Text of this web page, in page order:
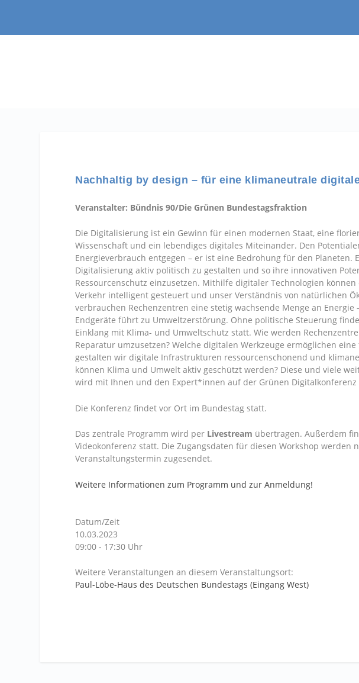
Nachhaltig by design – für eine klimaneutrale
Veranstalter: Bündnis 90/Die Grünen Bundestagsfraktion
Die Digitalisierung ist ein Gewinn für einen modernen Staat, eine
Wissenschaft und ein lebendiges digitales Miteinander. Den
Energieverbrauch entgegen – er ist eine Bedrohung für den Planeten.
Digitalisierung aktiv politisch zu gestalten und so ihre innovativen
Ressourcenschutz einzusetzen. Mithilfe digitaler Technologien
Verkehr intelligent gesteuert und unser Verständnis von natürlichen
verbrauchen Rechenzentren eine stetig wachsende Menge an
Endgeräte führt zu Umweltzerstörung. Ohne politische Steuerung
Einklang mit Klima- und Umweltschutz statt. Wie werden
Reparatur umzusetzen? Welche digitalen Werkzeuge ermöglichen
gestalten wir digitale Infrastrukturen ressourcenschonend und
können Klima und Umwelt aktiv geschützt werden? Diese und viele
wird mit Ihnen und den Expert*innen auf der Grünen Digitalkonferenz
Die Konferenz findet vor Ort im Bundestag statt.
Das zentrale Programm wird per Livestream übertragen. Außerdem
Videokonferenz statt. Die Zugangsdaten für diesen Workshop werden
Veranstaltungstermin zugesendet.
Weitere Informationen zum Programm und zur Anmeldung!
Datum/Zeit
10.03.2023
09:00 - 17:30 Uhr
Weitere Veranstaltungen an diesem Veranstaltungsort:
Paul-Löbe-Haus des Deutschen Bundestags (Eingang West)